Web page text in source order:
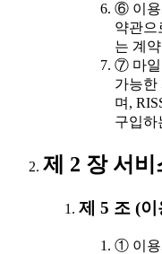
⑥ 이용
약관으
는 계
⑦ 마일
가능한
며,
구입하
제 2 장 서
제 5 조 (
① 이용